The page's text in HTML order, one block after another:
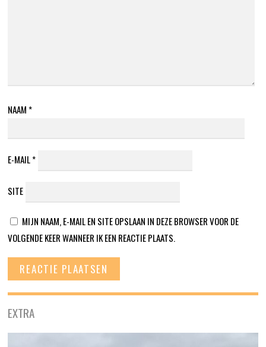
NAAM *
E-MAIL*
SITE
MIJN NAAM, E-MAIL EN SITE OPSLAAN IN DEZE BROWSER VOOR DE
VOLGENDE KEER WANNEER IK EEN REACTIE PLAATS.
EXTRA